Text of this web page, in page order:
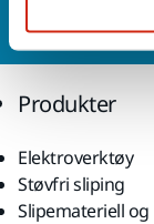
vårt på
Produkter
Elektroverktøy
Støvfri sliping
Slipemateriell og